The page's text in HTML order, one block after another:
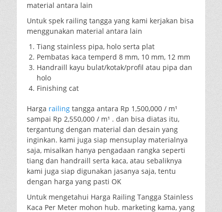
material antara lain
Untuk spek railing tangga yang kami kerjakan bisa
menggunakan material antara lain
Tiang stainless pipa, holo serta plat
Pembatas kaca temperd 8 mm, 10 mm, 12 mm
Handraill kayu bulat/kotak/profil atau pipa dan
holo
Finishing cat
Harga railing tangga antara Rp 1,500,000 / m¹
sampai Rp 2,550,000 / m¹ . dan bisa diatas itu,
tergantung dengan material dan desain yang
inginkan. kami juga siap mensuplay materialnya
saja, misalkan hanya pengadaan rangka seperti
tiang dan handraill serta kaca, atau sebaliknya
kami juga siap digunakan jasanya saja, tentu
dengan harga yang pasti OK
Untuk mengetahui Harga Railing Tangga Stainless
Kaca Per Meter mohon hub. marketing kama, yang